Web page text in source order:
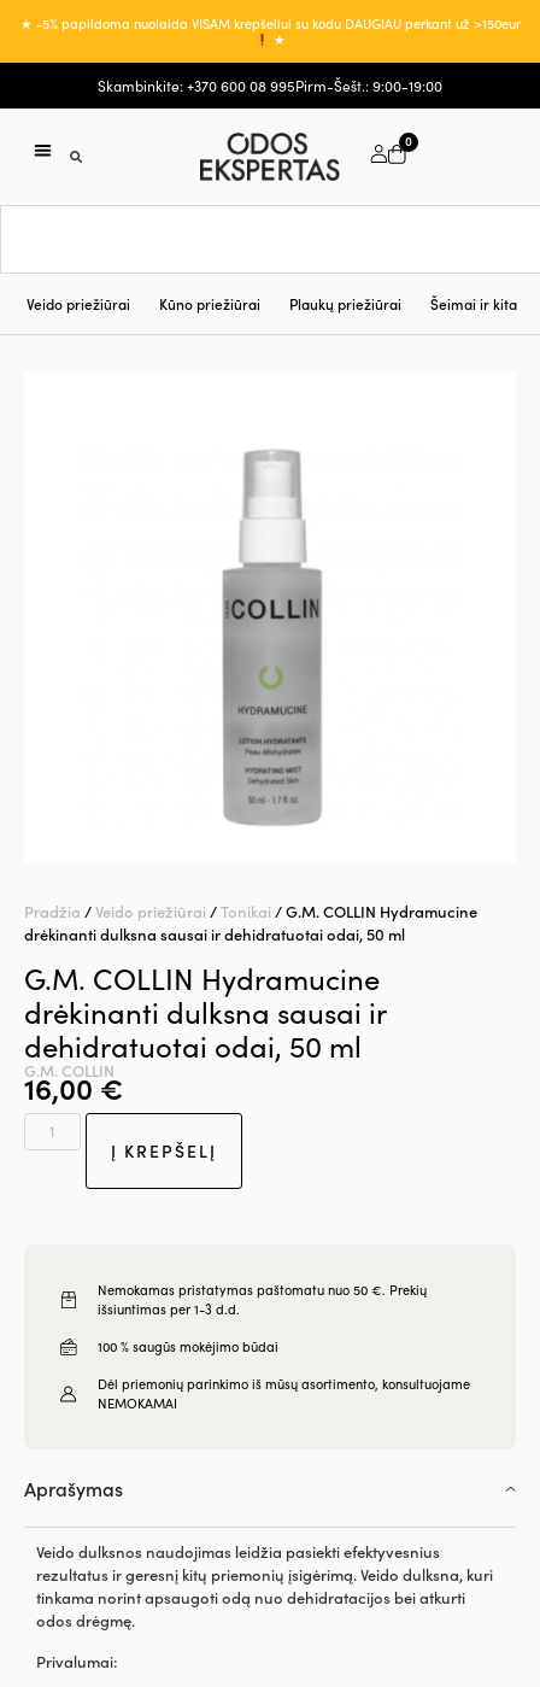
★ -5% papildoma nuolaida VISAM krepšeliui su kodu DAUGIAU perkant už >150eur
★
Skambinkite: +370 600 08 995Pirm-Šešt.: 9:00-19:00
0
Veido priežiūrai Kūno priežiūrai Plaukų priežiūrai Šeimai ir kita
Pradžia /Veido priežiūrai /Tonikai / G.M. COLLIN Hydramucine
drėkinanti dulksna sausai ir dehidratuotai odai, 50 ml
G.M. COLLIN Hydramucine
drėkinanti dulksna sausai ir
dehidratuotai odai, 50 ml
G.M. COLLIN
16,00€
Į KREPŠELĮ
Nemokamas pristatymas paštomatu nuo 50 €. Prekių
išsiuntimas per 1-3 d.d.
100 % saugūs mokėjimo būdai
Dėl priemonių parinkimo iš mūsų asortimento, konsultuojame
NEMOKAMAI
Aprašymas
Veido dulksnos naudojimas leidžia pasiekti efektyvesnius
rezultatus ir geresnį kitų priemonių įsigėrimą. Veido dulksna, kuri
tinkama norint apsaugoti odą nuo dehidratacijos bei atkurti
odos drėgmę.
Privalumai: